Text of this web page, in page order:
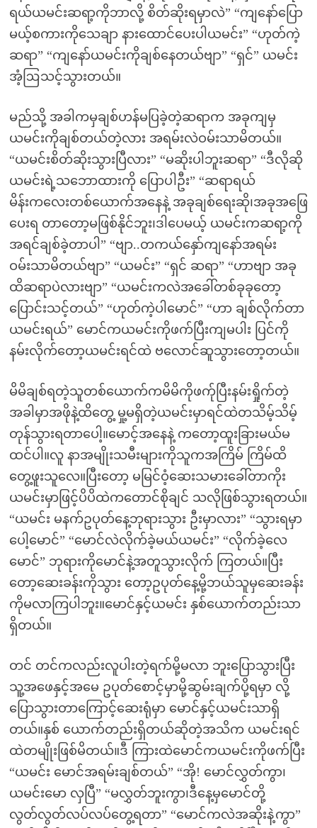
ရယ်ယမင်းဆရာ့ကိုဘာလို့ စိတ်ဆိုးရမှာလဲ” “ကျနော်ပြော
မယ့်စကားကိုသေချာ နားထောင်ပေးပါယမင်း” “ဟုတ်ကဲ့
ဆရာ” “ကျနော်ယမင်းကိုချစ်နေတယ်ဗျာ” “ရှင်” ယမင်း
အံ့ဩသင့်သွားတယ်။
မည်သို့ အခါကမှချစ်ဟန်မပြခဲ့တဲ့ဆရာက အခုကျမှ
ယမင်းကိုချစ်တယ်တဲ့လား အရမ်းလဲဝမ်းသာမိတယ်။
“ယမင်းစိတ်ဆိုးသွားပြီလား” “မဆိုးပါဘူးဆရာ” “ဒီလိုဆို
ယမင်းရဲ့သဘောထားကို ပြောပါဦး” “ဆရာရယ်
မိန်းကလေးတစ်ယောက်အနေနဲ့ အခုချစ်ရေးဆို၊အခုအဖြေ
ပေးရ တာတော့မဖြစ်နိုင်ဘူး၊ဒါပေမယ့် ယမင်းကဆရာ့ကို
အရင်ချစ်ခဲ့တာပါ” “ဗျာ..တကယ်နှော်ကျနော်အရမ်း
ဝမ်းသာမိတယ်ဗျာ” “ယမင်း” “ရှင် ဆရာ” “ဟာဗျာ အခု
ထိဆရာပဲလားဗျာ” “ယမင်းကလဲအခေါ်တစ်ခုခုတော့
ပြောင်းသင့်တယ်” “ဟုတ်ကဲ့ပါမောင်” “ဟာ ချစ်လိုက်တာ
ယမင်းရယ်” မောင်ကယမင်းကိုဖက်ပြီးကျမပါး ပြင်ကို
နမ်းလိုက်တော့ယမင်းရင်ထဲ ဗလောင်ဆူသွားတော့တယ်။
မိမိချစ်ရတဲ့သူတစ်ယောက်ကမိမိကိုဖက်ုပြီးနမ်းရှိုက်တဲ့
အခါမှာအဖိုနဲ့ထိတွေ့ မှု့မရှိတဲ့ယမင်းမှာရင်ထဲတသိမ့်သိမ့်
တုန်သွားရတာပေါ့။မောင့်အနေနဲ့ ကတော့ထူးခြားမယ်မ
ထင်ပါ။လူ နာအမျိုးသမီးများကိုသူကအကြိမ် ကြိမ်ထိ
တွေ့ဖူးသူလေ။ပြီးတော့ မမြင်ဝံ့ဆေးသမားခေါ်တာကိုး
ယမင်းမှာဖြင့်ပိပိထဲကတောင်စိုချင် သလိုဖြစ်သွားရတယ်။
“ယမင်း မနက်ဥပုတ်နေ့ဘုရားသွား ဦးမှာလား” “သွားရမှာ
ပေါ့မောင်” “မောင်လဲလိုက်ခဲ့မယ်ယမင်း” “လိုက်ခဲ့လေ
မောင်” ဘုရားကိုမောင်နဲ့အတူသွားလိုက် ကြတယ်။ပြီး
တော့ဆေးခန်းကိုသွား တော့ဥပုတ်နေ့မို့ဘယ်သူမှဆေးခန်း
ကိုမလာကြပါဘူး။မောင်နှင့်ယမင်း နှစ်ယောက်တည်းသာ
ရှိတယ်။
တင် တင်ကလည်းလူပါးတဲ့ရက်မို့မလာ ဘူးပြောသွားပြီး
သူ့အဖေနှင့်အမေ ဥပုတ်စောင့်မှာမို့ဆွမ်းချက်ပို့ရမှာ လို့
ပြောသွားတာကြောင့်ဆေးရုံမှာ မောင်နှင့်ယမင်းသာရှိ
တယ်။နှစ် ယောက်တည်းရှိတယ်ဆိုတဲ့အသိက ယမင်းရင်
ထဲတမျိုးဖြစ်မိတယ်။ဒီ ကြားထဲမောင်ကယမင်းကိုဖက်ပြီး
“ယမင်း မောင်အရမ်းချစ်တယ်” “အို! မောင်လွှတ်ကွာ၊
ယမင်းမော လှပြီ” “မလွှတ်ဘူးကွာ၊ဒီနေ့မှမောင်တို့
လွတ်လွတ်လပ်လပ်တွေ့ရတာ” “မောင်ကလဲအဆိုးနဲ့ကွာ”